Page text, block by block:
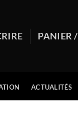
PANIER /
ACTUALITÉS